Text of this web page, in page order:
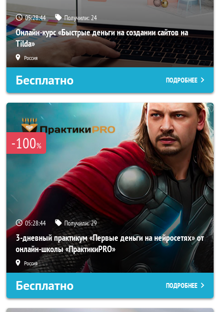
05:28:42 Получили:24
Онлайн-курс «Быстрые деньги на создании сайтов на
Tilda»
Россия
Бесплатно ПОДРОБНЕЕ
-100%
05:28:42 Получили:29
3-дневный практикум «Первые деньги на нейросетях» от
онлайн-школы «ПрактикиPRO»
Россия
Бесплатно ПОДРОБНЕЕ